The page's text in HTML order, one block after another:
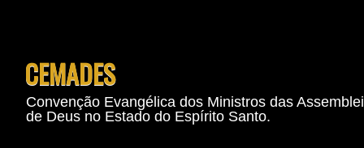
CEMADES
Convenção Evangélica dos Ministros das
de Deus no Estado do Espírito Santo.